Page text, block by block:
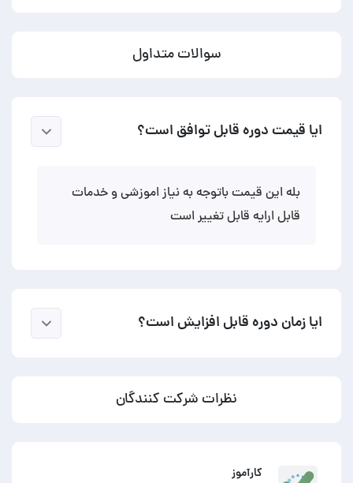
سوالات متداول
ایا قیمت دوره قابل توافق است؟
بله این قیمت باتوجه به نیاز اموزشی و خدمات
قابل ارایه قابل تغییر است
ایا زمان دوره قابل افزایش است؟
نظرات شرکت کنندگان
کارآموز